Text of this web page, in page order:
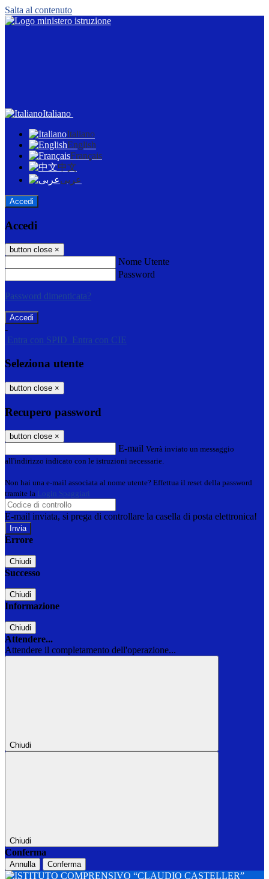
Salta al contenuto
Italiano
Italiano
English
Français
中文
عربى
Accedi
Accedi
button close ×
Nome Utente
Password
Password dimenticata?
-
Entra con SPID
Entra con CIE
Seleziona utente
button close ×
Recupero password
button close ×
E-mail Verrà inviato un messaggio
all'indirizzo indicato con le istruzioni necessarie.
Non hai una e-mail associata al nome utente? Effettua il reset della password
tramite la Login Spaggiari
E-mail inviata, si prega di controllare la casella di posta elettronica!
Errore
Chiudi
Successo
Chiudi
Informazione
Chiudi
Attendere...
Attendere il completamento dell'operazione...
Chiudi
Chiudi
Conferma
Annulla Conferma